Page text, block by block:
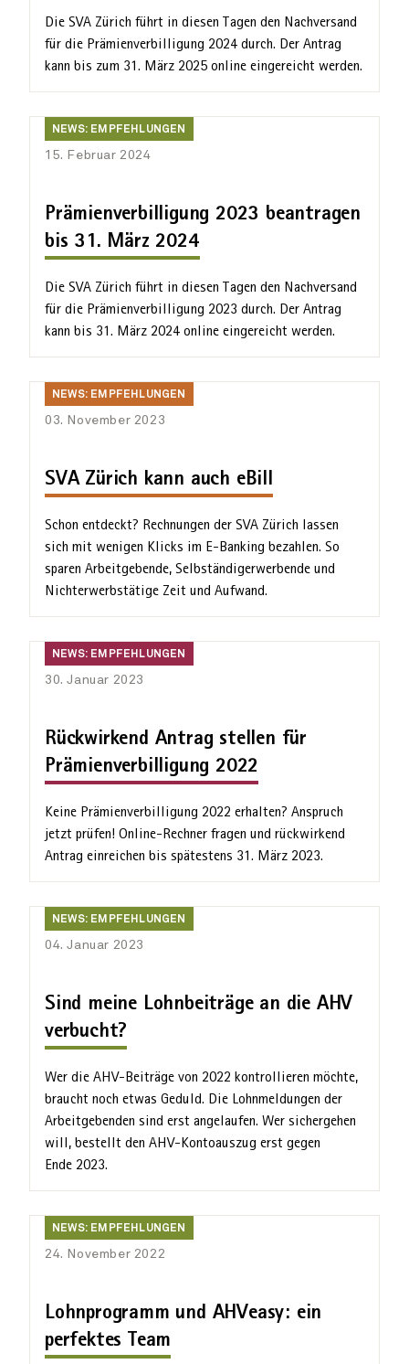
AHVeasy
Die SVA Zürich führt in diesen Tagen den Nach­versand
für die Prämien­verbilligung 2024 durch. Der Antrag
kann bis zum 31. März 2025 online eingereicht werden.
NEWS: EMPFEHLUNGEN
Prämienverbilligung 2023 beantragen
bis 31. März 2024
News:
Empfehlungen
15. Februar 2024
Die SVA Zürich führt in diesen Tagen den Nach­versand
für die Prämien­verbilligung 2023 durch. Der Antrag
kann bis 31. März 2024 online eingereicht werden.
NEWS: EMPFEHLUNGEN
SVA Zürich kann auch eBill
News:
Empfehlungen
03. November 2023
Schon entdeckt? Rechnungen der SVA Zürich lassen
sich mit wenigen Klicks im E-Banking bezahlen. So
sparen Arbeit­gebende, Selbständig­erwerbende und
Nicht­erwerb­stätige Zeit und Aufwand.
NEWS: EMPFEHLUNGEN
Rückwirkend Antrag stellen für
Prämienverbilligung 2022
News:
Empfehlungen
30. Januar 2023
Keine Prämienverbilligung 2022 erhalten? Anspruch
jetzt prüfen! Online-Rechner fragen und rückwirkend
Antrag einreichen bis spätestens 31. März 2023.
NEWS: EMPFEHLUNGEN
Sind meine Lohnbeiträge an die AHV
verbucht?
News:
Empfehlungen
04. Januar 2023
Wer die AHV-Beiträge von 2022 kontrollieren möchte,
braucht noch etwas Geduld. Die Lohn­meldungen der
Arbeit­gebenden sind erst angelaufen. Wer sicher­gehen
will, bestellt den AHV-Kontoauszug erst gegen
Ende 2023.
NEWS: EMPFEHLUNGEN
Lohnprogramm und AHVeasy: ein
perfektes Team
News:
Empfehlungen
24. November 2022